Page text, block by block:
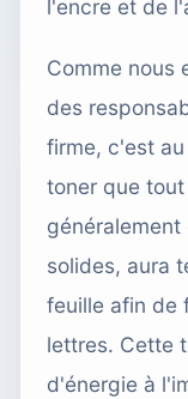
l'encre et de
Comme nous
des
firme, c'est
toner que
solides, aura
feuille afin de
lettres. Cette
d'énergie à